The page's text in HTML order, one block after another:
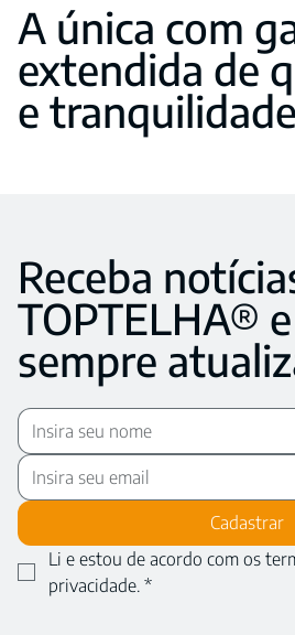
A única com
extendida de
e
Receba
TOPTELHA®
sempre
Cadastrar
Li e estou de acordo com os
privacidade. *